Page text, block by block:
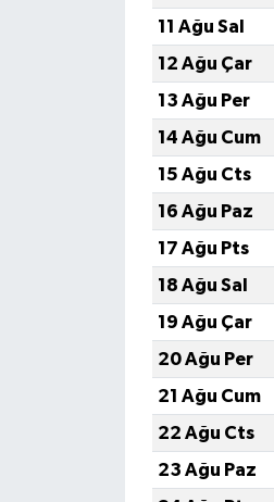
11 Ağu Sal
12 Ağu Çar
13 Ağu Per
14 Ağu Cum
15 Ağu Cts
16 Ağu Paz
17 Ağu Pts
18 Ağu Sal
19 Ağu Çar
20 Ağu Per
21 Ağu Cum
22 Ağu Cts
23 Ağu Paz